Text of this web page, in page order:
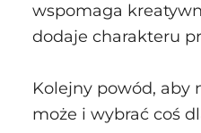
wspomaga
dodaje charakteru
Kolejny powód, aby
może i wybrać coś